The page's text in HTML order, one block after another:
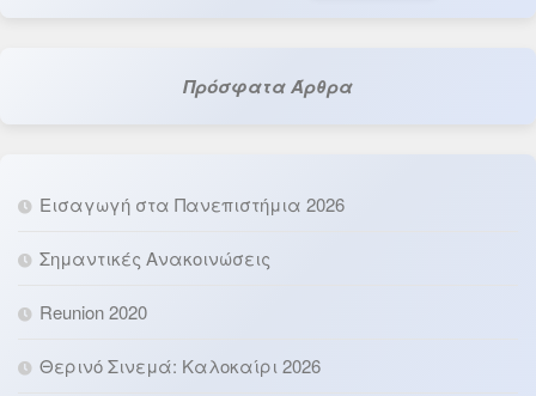
Πρόσφατα Άρθρα
Εισαγωγή στα Πανεπιστήμια 2026
Σημαντικές Ανακοινώσεις
Reunion 2020
Θερινό Σινεμά: Καλοκαίρι 2026